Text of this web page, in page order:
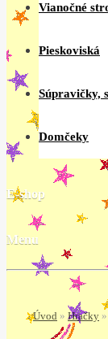
Vianočné
Pieskoviská
Súpravičky,
Domčeky
E-shop
Menu
Úvod » Hračky »